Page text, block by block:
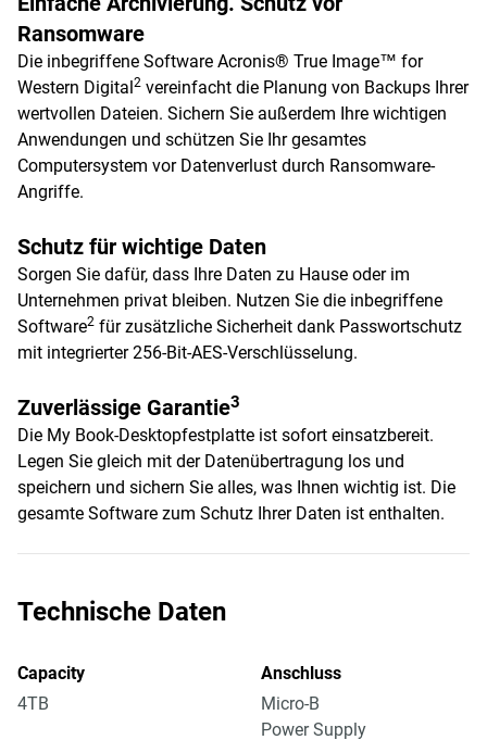
Ransomware
Die inbegriffene Software Acronis® True Image™ for
Western Digital2 vereinfacht die Planung von Backups Ihrer
wertvollen Dateien. Sichern Sie außerdem Ihre wichtigen
Anwendungen und schützen Sie Ihr gesamtes
Computersystem vor Datenverlust durch Ransomware-
Angriffe.
Schutz für wichtige Daten
Sorgen Sie dafür, dass Ihre Daten zu Hause oder im
Unternehmen privat bleiben. Nutzen Sie die inbegriffene
Software2 für zusätzliche Sicherheit dank Passwortschutz
mit integrierter 256-Bit-AES-Verschlüsselung.
Zuverlässige Garantie3
Die My Book-Desktopfestplatte ist sofort einsatzbereit.
Legen Sie gleich mit der Datenübertragung los und
speichern und sichern Sie alles, was Ihnen wichtig ist. Die
gesamte Software zum Schutz Ihrer Daten ist enthalten.
Technische Daten
Capacity
4TB
Anschluss
Micro-B
Power Supply